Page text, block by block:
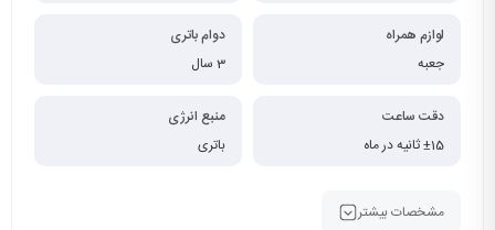
لوازم همراه
جعبه
دوام باتری
3 سال
دقت ساعت
±15 ثانیه در ماه
منبع انرژی
باتری
مشخصات بیشتر